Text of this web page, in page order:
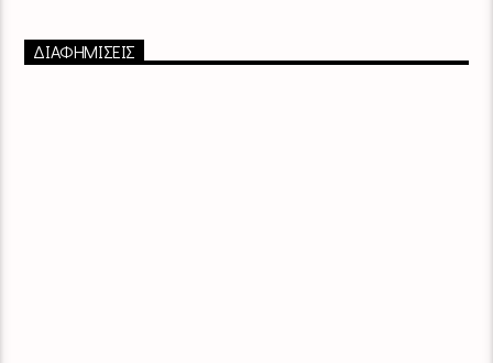
ΔΙΑΦΗΜΙΣΕΙΣ